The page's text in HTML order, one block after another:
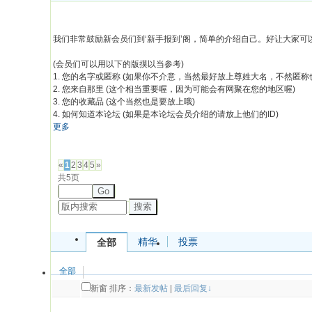
我们非常鼓励新会员们到‘新手报到’阁，简单的介绍自己。好让大家可
(会员们可以用以下的版摸以当参考)
1. 您的名字或匿称 (如果你不介意，当然最好放上尊姓大名，不然匿称
2. 您来自那里 (这个相当重要喔，因为可能会有网聚在您的地区喔)
3. 您的收藏品 (这个当然也是要放上哦)
4. 如何知道本论坛 (如果是本论坛会员介绍的请放上他们的ID)
更多
« 12 3 45 »
共5页
Go
搜索
全部 精华 投票
全部
新窗 排序： 最新发帖 最后回复↓